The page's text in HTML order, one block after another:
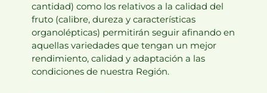
cantidad) como los relativos a la calidad del
fruto (calibre, dureza y características
organolépticas) permitirán seguir afinando en
aquellas variedades que tengan un mejor
rendimiento, calidad y adaptación a las
condiciones de nuestra Región.